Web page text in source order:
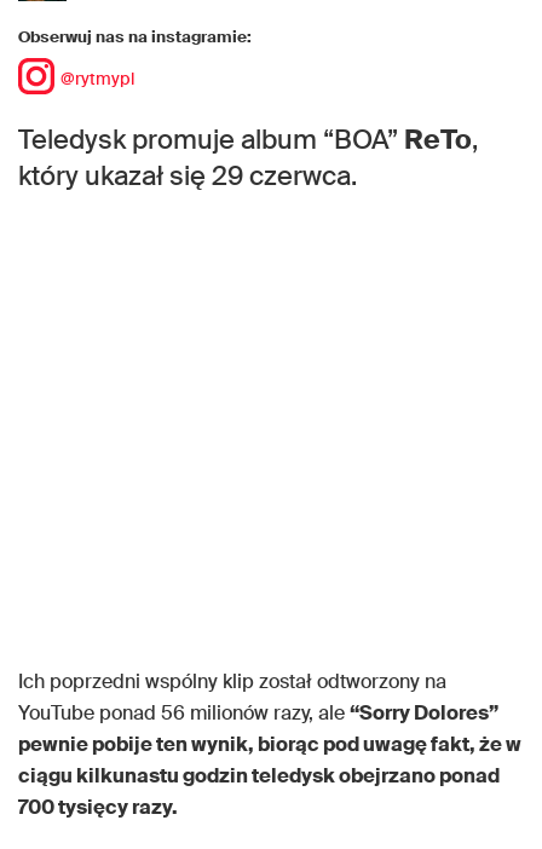
Obserwuj nas na instagramie:
@rytmypl
Teledysk promuje album “BOA” ReTo,
który ukazał się 29 czerwca.
Ich poprzedni wspólny klip został odtworzony na
YouTube ponad 56 milionów razy, ale“Sorry Dolores”
pewnie pobije ten wynik, biorąc pod uwagę fakt, że w
ciągu kilkunastu godzin teledysk obejrzano ponad
700 tysięcy razy.